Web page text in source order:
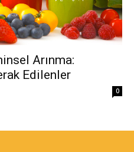
Arınma:
Edilenler
0